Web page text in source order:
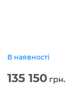
В наявності
135 150 грн.